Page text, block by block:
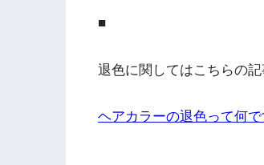
■
退色に関してはこちらの記
ヘアカラーの退色って何